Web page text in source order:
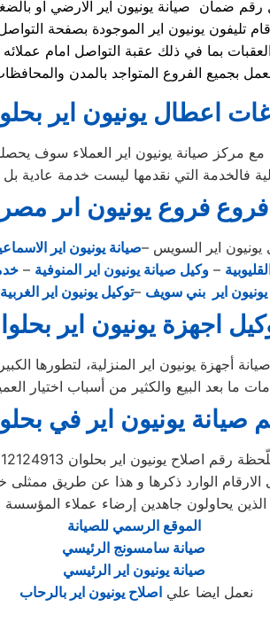
بما في ذلك عقبة التواصل امام
اعطال يونيون اير
مع مركز صيانة يونيون اير العملاء سوف
فالخدمة التي نقدمها ليست خدمة
فروع فروع يونيون اىر مصر
اير السويس –صيانة يونيون اير
– وكيل صيانة يونيون اير المنوفية –
يونيون اير بني سويف –توكيل يونيون اير الغربية
اجهزة يونيون اير
صيانة يونيون اير في
يونيون اير بحلوان 01112124913 لاستقبال تظلمات
الوارد ذكرها و هذا عن طريق ممثلى
الذين يحاولون جاهدين إرضاء عملاء المؤسسة
الموقع الرسمي للصيانة
صيانة سامسونج الرئيسي
صيانة يونيون اير الرئيسي
نعمل ايضا علياصلاح يونيون اير بالرحاب